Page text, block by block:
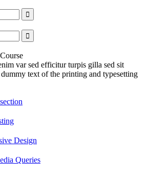
var sed efficitur turpis gilla sed sit
text of the printing and typesetting
Design
Queries